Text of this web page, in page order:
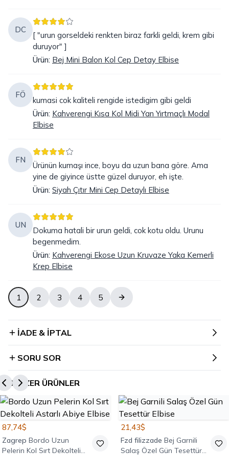
DC
[ "urun gorseldeki renkten biraz farkli geldi, krem gibi
duruyor" ]
Ürün: Bej Mini Balon Kol Cep Detay Elbise
FÖ
kumasi cok kaliteli rengide istedigim gibi geldi
Ürün: Kahverengi Kısa Kol Midi Yan Yırtmaçlı Modal
Elbise
FN
Ürünün kumaşı ince, boyu da uzun bana göre. Ama
yine de giyince üstte güzel duruyor, eh işte.
Ürün: Siyah Çıtır Mini Cep Detaylı Elbise
UN
Dokuma hatali bir urun geldi, cok kotu oldu. Urunu
begenmedim.
Ürün: Kahverengi Ekose Uzun Kruvaze Yaka Kemerli
Krep Elbise
1 2 3 4 5
İADE & İPTAL
SORU SOR
BENZER ÜRÜNLER
87,74$
Zagrep Bordo Uzun
Pelerin Kol Sırt Dekolteli
21,43$
Fzd filizzade Bej Garnili
Salaş Özel Gün Tesettür